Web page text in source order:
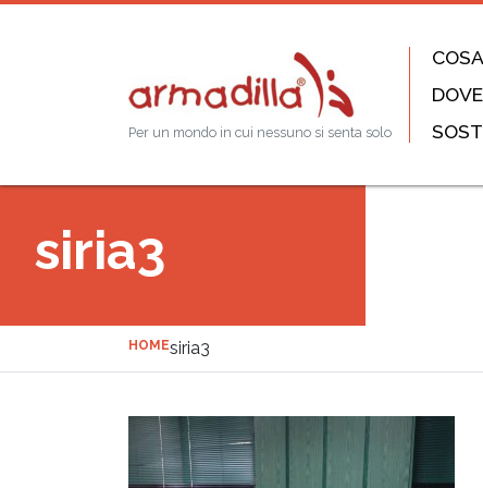
Per un mondo in cui nessuno si senta solo
siria3
HOMEsiria3